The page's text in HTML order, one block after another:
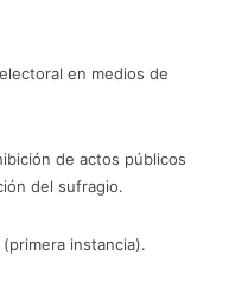
en medios de
de actos públicos
del sufragio.
instancia).